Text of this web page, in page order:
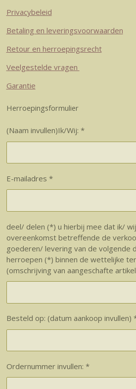
Privacybeleid
Betaling en leveringsvoorwaarden
Retour en herroepingsrecht
Veelgestelde vragen
Garantie
Herroepingsformulier
(Naam invullen)Ik/Wij: *
E-mailadres *
deel/ delen (*) u hierbij mee dat ik/
overeenkomst betreffende de
goederen/ levering van de volgende
herroepen (*) binnen de wettelijke
(omschrijving van aangeschafte
Besteld op: (datum aankoop invullen)
Ordernummer invullen: *